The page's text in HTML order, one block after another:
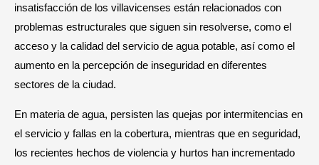
insatisfacción de los villavicenses están relacionados con
problemas estructurales que siguen sin resolverse, como el
acceso y la calidad del servicio de agua potable, así como el
aumento en la percepción de inseguridad en diferentes
sectores de la ciudad.
En materia de agua, persisten las quejas por intermitencias en
el servicio y fallas en la cobertura, mientras que en seguridad,
los recientes hechos de violencia y hurtos han incrementado